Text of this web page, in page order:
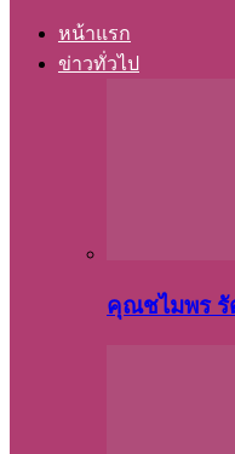
หน้าแรก
ข่าวทั่วไป
คุณชไมพร​ รั